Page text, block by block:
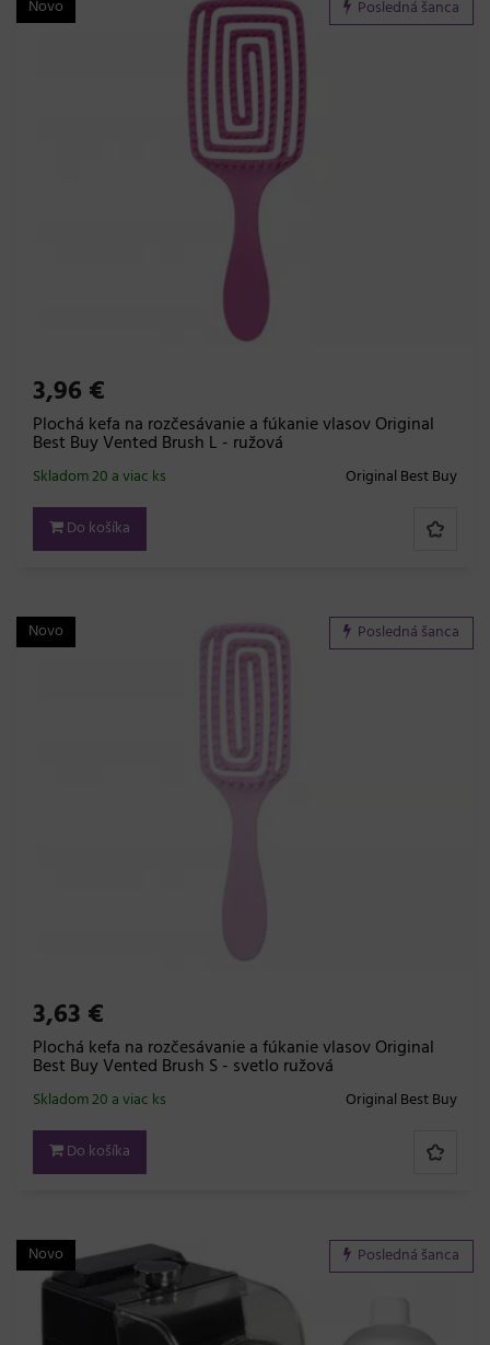
Novo Posledná šanca
3,96 €
Plochá kefa na rozčesávanie a fúkanie vlasov Original
Best Buy Vented Brush L - ružová
Original Best Buy
Skladom 20 a viac ks
Do košíka
Novo Posledná šanca
3,63 €
Plochá kefa na rozčesávanie a fúkanie vlasov Original
Best Buy Vented Brush S - svetlo ružová
Original Best Buy
Skladom 20 a viac ks
Do košíka
Novo Posledná šanca